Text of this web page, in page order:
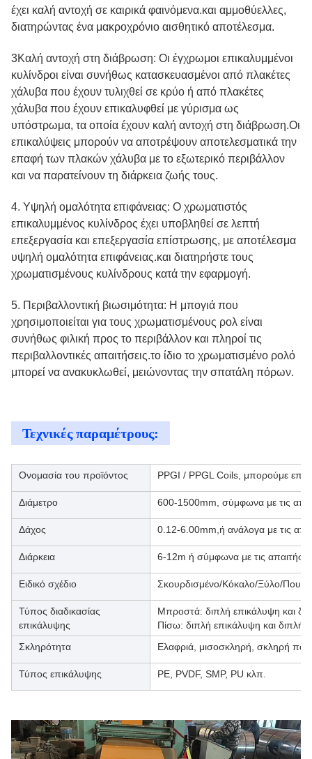
έχει καλή αντοχή σε καιρικά φαινόμενα.και αμμοθύελλες,
διατηρώντας ένα μακροχρόνιο αισθητικό αποτέλεσμα.
3Καλή αντοχή στη διάβρωση: Οι έγχρωμοι επικαλυμμένοι
κυλίνδροι είναι συνήθως κατασκευασμένοι από πλακέτες
χάλυβα που έχουν τυλιχθεί σε κρύο ή από πλακέτες
χάλυβα που έχουν επικαλυφθεί με γύρισμα ως
υπόστρωμα, τα οποία έχουν καλή αντοχή στη διάβρωση.Οι
επικαλύψεις μπορούν να αποτρέψουν αποτελεσματικά την
επαφή των πλακών χάλυβα με το εξωτερικό περιβάλλον
και να παρατείνουν τη διάρκεια ζωής τους.
4. Υψηλή ομαλότητα επιφάνειας: Ο χρωματιστός
επικαλυμμένος κυλίνδρος έχει υποβληθεί σε λεπτή
επεξεργασία και επεξεργασία επίστρωσης, με αποτέλεσμα
υψηλή ομαλότητα επιφάνειας.και διατηρήστε τους
χρωματισμένους κυλίνδρους κατά την εφαρμογή.
5. Περιβαλλοντική βιωσιμότητα: Η μπογιά που
χρησιμοποιείται για τους χρωματισμένους ρολ είναι
συνήθως φιλική προς το περιβάλλον και πληροί τις
περιβαλλοντικές απαιτήσεις.το ίδιο το χρωματισμένο ρολό
μπορεί να ανακυκλωθεί, μειώνοντας την σπατάλη πόρων.
Τεχνικές παραμέτρους:
Ονομασία του προϊόντος PPGI / PPGL Coils, μπορούμε
Διάμετρο 600-1500mm, σύμφωνα με τις
Δάχος 0.12-6.00mm,ή ανάλογα με τις
Διάρκεια 6-12m ή σύμφωνα με τις
Ειδικό σχέδιο Σκουρδισμένο/Κόκαλο/Ξύλο/
Τύπος διαδικασίας
επικάλυψης
Μπροστά: διπλή επικάλυψη και
Πίσω: διπλή επικάλυψη και διπλή
Σκληρότητα
Ελαφριά, μισοσκληρή, σκληρή
Τύπος επικάλυψης PE, PVDF, SMP, PU κλπ.